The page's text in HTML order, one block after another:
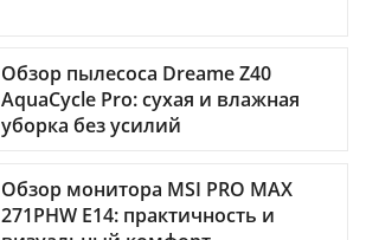
Обзор пылесоса Dreame Z40
AquaCycle Pro: сухая и влажная
уборка без усилий
Обзор монитора MSI PRO MAX
271PHW E14: практичность и